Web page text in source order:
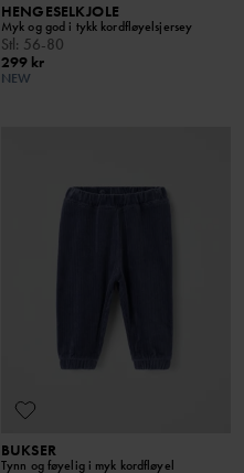
HENGESELKJOLE
Myk og god i tykk kordfløyelsjersey
Stl: 56-80
299 kr
NEW
BUKSER
Tynn og føyelig i myk kordfløyel